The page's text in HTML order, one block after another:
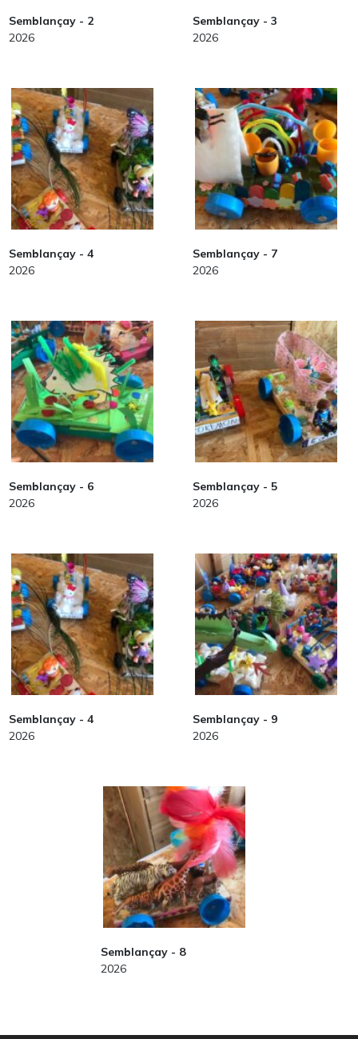
Semblançay - 2
2026
Semblançay - 3
2026
Semblançay - 4
2026
Semblançay - 7
2026
Semblançay - 6
2026
Semblançay - 5
2026
Semblançay - 4
2026
Semblançay - 9
2026
Semblançay - 8
2026